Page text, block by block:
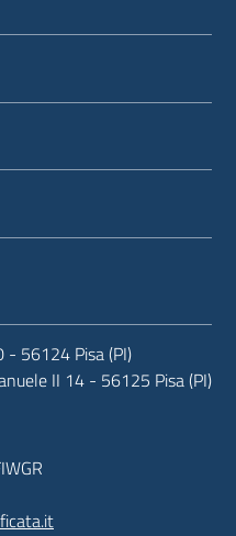
- 56124 Pisa (PI)
II 14 - 56125 Pisa (PI)